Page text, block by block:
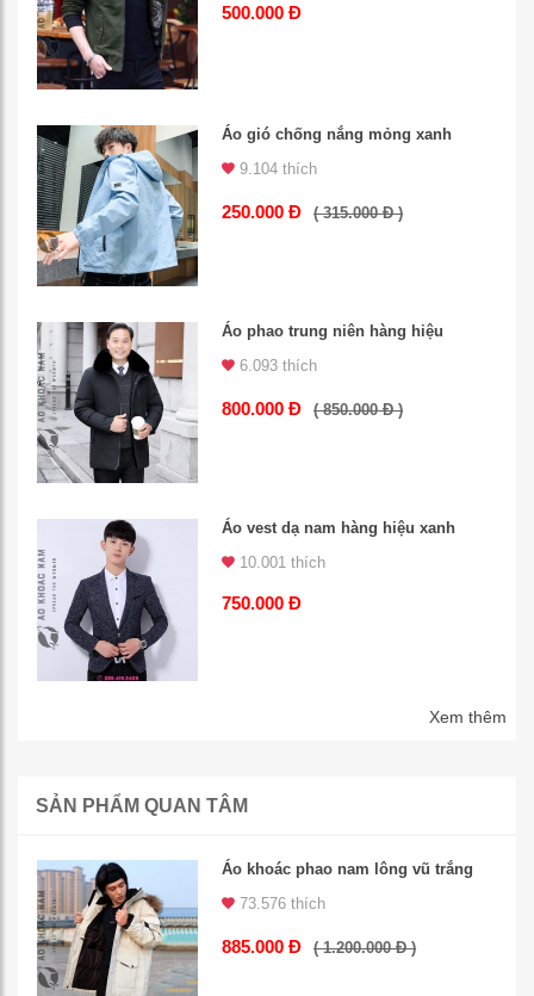
500.000 Đ
Áo gió chống nắng mỏng xanh
9.104 thích
250.000 Đ ( 315.000 Đ )
Áo phao trung niên hàng hiệu
6.093 thích
800.000 Đ ( 850.000 Đ )
Áo vest dạ nam hàng hiệu xanh
10.001 thích
750.000 Đ
Xem thêm
SẢN PHẨM QUAN TÂM
Áo khoác phao nam lông vũ trắng
73.576 thích
885.000 Đ ( 1.200.000 Đ )